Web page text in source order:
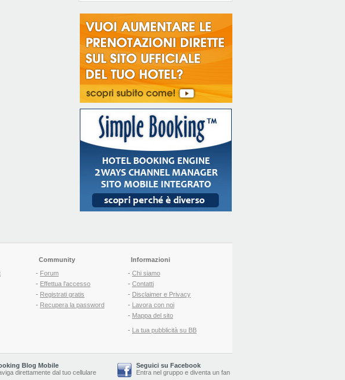
Community
- Forum
- Effettua l'accesso
- Registrati gratis
- Recupera la password
Informazioni
- Chi siamo
- Contatti
- Disclaimer e Privacy
- Lavora con noi
- Mappa del sito
- La tua pubblicità su BB
Blog Mobile
direttamente dal tuo cellulare
Seguici su Facebook
Entra nel gruppo e diventa un fan